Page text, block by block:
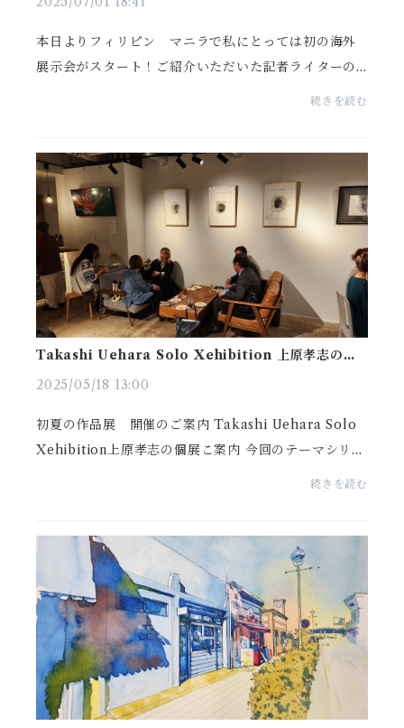
本日よりフィリピン マニラで私にとっては初の海外
展示会がスタート！ご紹介いただいた記者ライターの
藤田覚さん、ありがとうございます。会場はマニラ空
続きを読む
Takashi Uehara Solo Xehibition 上原孝志の個
2025/05/18 13:00
初夏の作品展 開催のご案内 Takashi Uehara Solo
Xehibition上原孝志の個展こ案内 今回のテーマシリー
続きを読む